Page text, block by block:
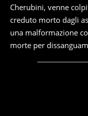
Cherubini, venne
creduto morto dagli
una malformazione
morte per